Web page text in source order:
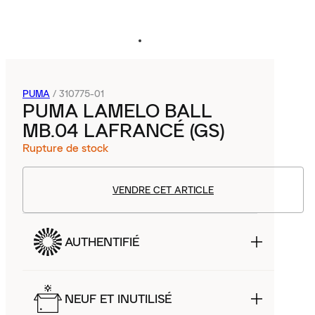
PUMA / 310775-01
PUMA LAMELO BALL
MB.04 LAFRANCÉ (GS)
Rupture de stock
VENDRE CET ARTICLE
AUTHENTIFIÉ
NEUF ET INUTILISÉ